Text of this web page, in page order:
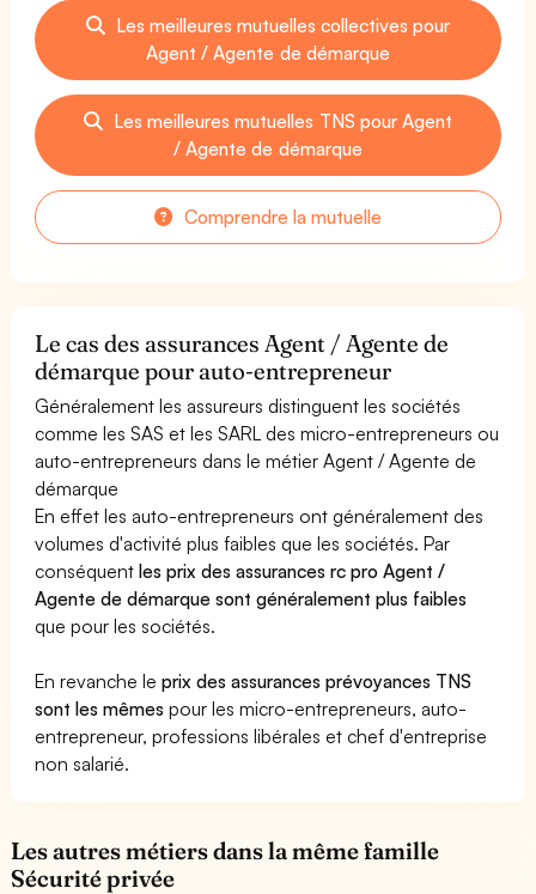
Les meilleures mutuelles collectives pour
Agent / Agente de démarque
Les meilleures mutuelles TNS pour Agent
/ Agente de démarque
Comprendre la mutuelle
Le cas des assurances Agent / Agente de
démarque pour auto-entrepreneur
Généralement les assureurs distinguent les sociétés
comme les SAS et les SARL des micro-entrepreneurs ou
auto-entrepreneurs dans le métier Agent / Agente de
démarque
En effet les auto-entrepreneurs ont généralement des
volumes d'activité plus faibles que les sociétés. Par
conséquentles prix des assurances rc pro Agent /
Agente de démarque sont généralement plus faibles
que pour les sociétés.
En revanche leprix des assurances prévoyances TNS
sont les mêmes pour les micro-entrepreneurs, auto-
entrepreneur, professions libérales et chef d'entreprise
non salarié.
Les autres métiers dans la même famille
Sécurité privée